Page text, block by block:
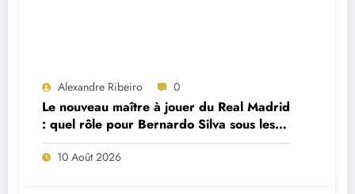
Alexandre Ribeiro 0
Le nouveau maître à jouer du Real Madrid
: quel rôle pour Bernardo Silva sous les
ordres de José Mourinho ?
10 Août 2026